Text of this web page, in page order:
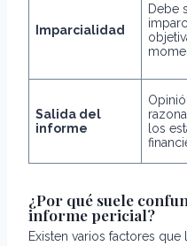
Imparcialidad
Debe
Salida del
informe
los
¿Por qué suele
informe pericial?
Existen varios factores que